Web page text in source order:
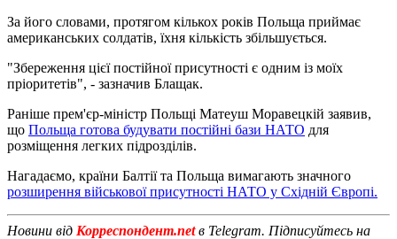
За його словами, протягом кількох років Польща приймає
американських солдатів, їхня кількість збільшується.
"Збереження цієї постійної присутності є одним із моїх
пріоритетів", - зазначив Блащак.
Раніше прем'єр-міністр Польщі Матеуш Моравецкій заявив,
що Польща готова будувати постійні бази НАТО для
розміщення легких підрозділів.
Нагадаємо, країни Балтії та Польща вимагають значного
розширення військової присутності НАТО у Східній Європі.
Новини від Корреспондент.netв Telegram. Підписуйтесь на